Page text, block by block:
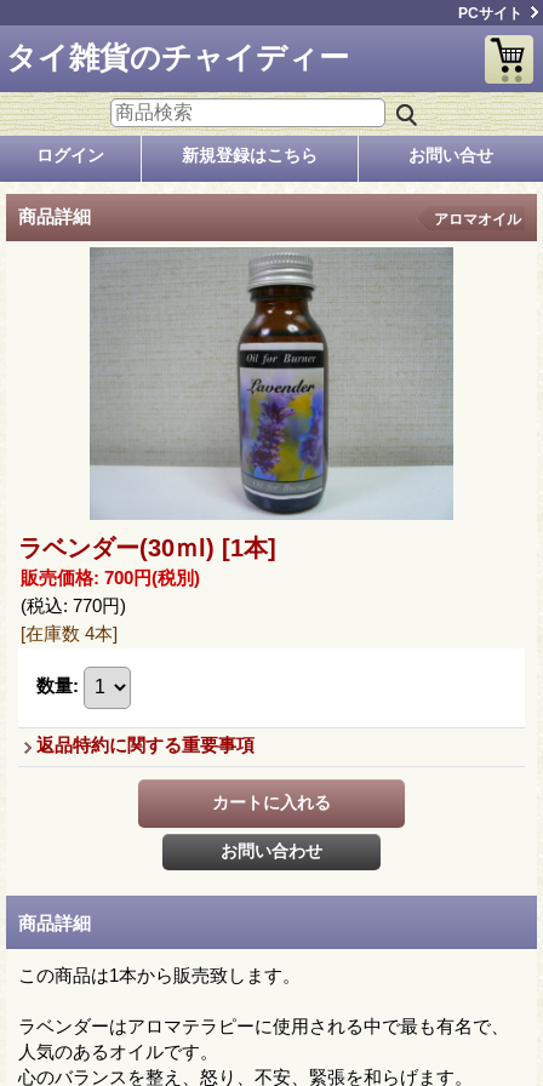
PCサイト
タイ雑貨のチャイディー
ログイン 新規登録はこちら お問い合せ
商品詳細 アロマオイル
ラベンダー(30ｍl) [1本]
販売価格: 700円(税別)
(税込: 770円)
[在庫数 4本]
数量:
返品特約に関する重要事項
商品詳細
この商品は1本から販売致します。
ラベンダーはアロマテラピーに使用される中で最も有名で、
人気のあるオイルです。
心のバランスを整え、怒り、不安、緊張を和らげます。